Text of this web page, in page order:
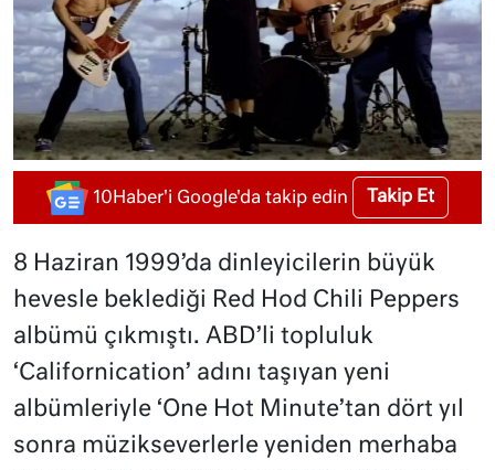
10Haber'i Google'da takip edin Takip Et
8 Haziran 1999’da dinleyicilerin büyük
hevesle beklediği Red Hod Chili Peppers
albümü çıkmıştı. ABD’li topluluk
‘Californication’ adını taşıyan yeni
albümleriyle ‘One Hot Minute’tan dört yıl
sonra müzikseverlerle yeniden merhaba